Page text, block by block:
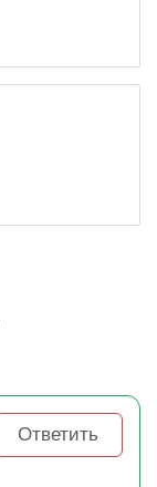
Ответить